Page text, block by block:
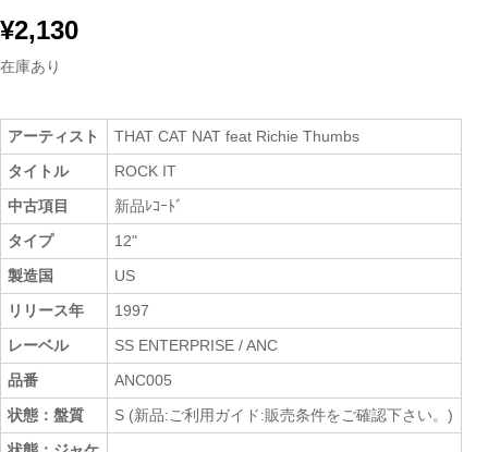
¥2,130
在庫あり
アーティスト
THAT CAT NAT feat Richie Thumbs
タイトル
ROCK IT
中古項目
新品ﾚｺｰﾄﾞ
タイプ
12"
製造国
US
リリース年
1997
レーベル
SS ENTERPRISE / ANC
品番
ANC005
状態：盤質
S (新品:ご利用ガイド:販売条件をご確認下さい。)